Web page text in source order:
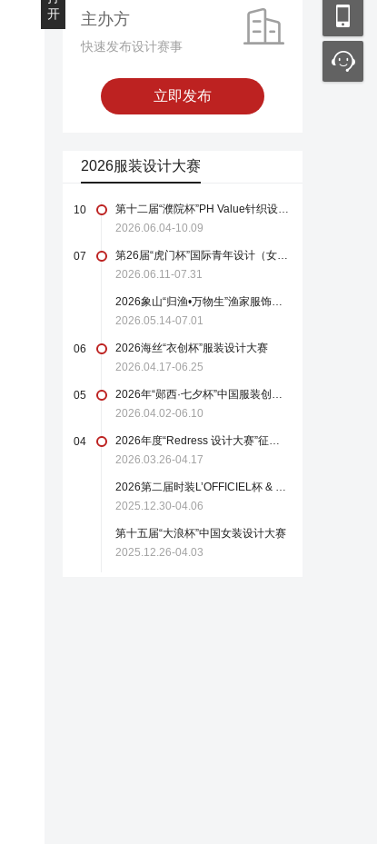
开
主办方
快速发布设计赛事
立即发布
2026服装设计大赛
10
第十二届“濮院杯”PH Value针织设计师大赛
2026.06.04-10.09
07
第26届“虎门杯”国际青年设计（女装）大赛
2026.06.11-07.31
2026象山“归渔•万物生”渔家服饰设计大赛
2026.05.14-07.01
06
2026海丝“衣创杯”服装设计大赛
2026.04.17-06.25
05
2026年“郧西·七夕杯”中国服装创新设计大赛
2026.04.02-06.10
04
2026年度“Redress 设计大赛”征稿启事
2026.03.26-04.17
2026第二届时装L’OFFICIEL杯 & 中国轻纺城国际设计大师赛
2025.12.30-04.06
第十五届“大浪杯”中国女装设计大赛
2025.12.26-04.03